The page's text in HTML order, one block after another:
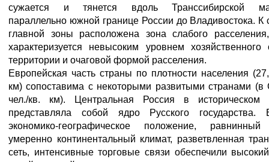
сужается и тянется вдоль Транссибирской
параллельно южной границе России до Владивостока. К
главной зоны расположена зона слабого
характеризуется невысоким уровнем хозяйственного
территории и очаговой формой расселения.
Европейская часть страны по плотности населения
км) сопоставима с некоторыми развитыми странами
чел./кв. км). Центральная Россия в историческом
представляла собой ядро Русского государства.
экономико-географическое положение,
умеренно континентальный климат, разветвленная
сеть, интенсивные торговые связи обеспечили